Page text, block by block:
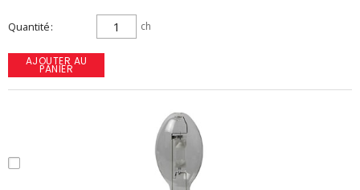
Quantité ch
AJOUTER AU
PANIER